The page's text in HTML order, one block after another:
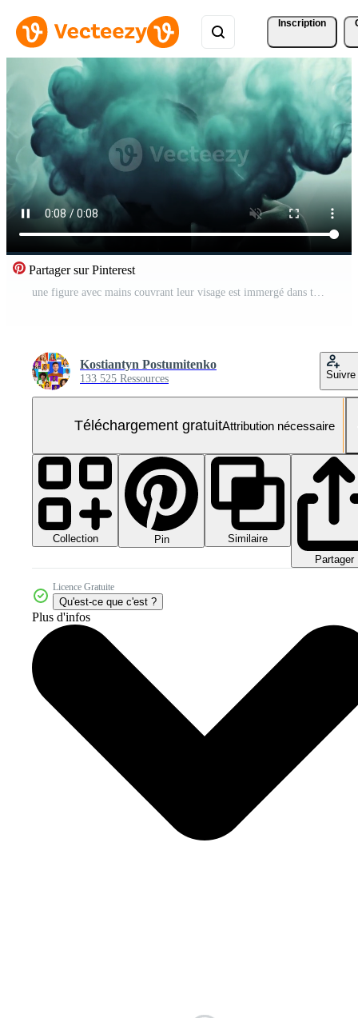
Inscription
Partager sur Pinterest
une figure avec mains couvrant leur visage est immergé dans tourbillonnant brume. le contrastant couleurs créer une onirique atmosphère, évoquant sentiments de introspection et mystère. Vidéo Gratuite
Kostiantyn Postumitenko
133 525 Ressources Suivre
Téléchargement gratuitAttribution nécessaire
Collection Pin
Similaire
Partager
Licence Gratuite
Qu'est-ce que c'est ?
Plus d'infos